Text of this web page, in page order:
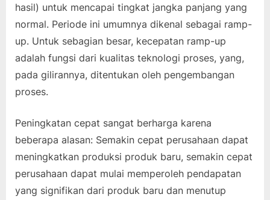
hasil) untuk mencapai tingkat jangka panjang yang
normal. Periode ini umumnya dikenal sebagai ramp-
up. Untuk sebagian besar, kecepatan ramp-up
adalah fungsi dari kualitas teknologi proses, yang,
pada gilirannya, ditentukan oleh pengembangan
proses.
Peningkatan cepat sangat berharga karena
beberapa alasan: Semakin cepat perusahaan dapat
meningkatkan produksi produk baru, semakin cepat
perusahaan dapat mulai memperoleh pendapatan
yang signifikan dari produk baru dan menutup